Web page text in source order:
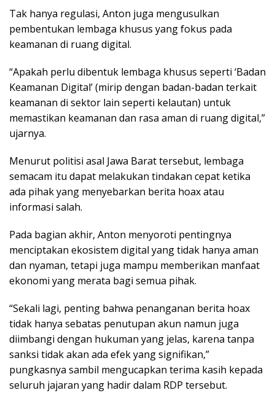
Tak hanya regulasi, Anton juga mengusulkan
pembentukan lembaga khusus yang fokus pada
keamanan di ruang digital.
“Apakah perlu dibentuk lembaga khusus seperti ‘Badan
Keamanan Digital’ (mirip dengan badan-badan terkait
keamanan di sektor lain seperti kelautan) untuk
memastikan keamanan dan rasa aman di ruang digital,”
ujarnya.
Menurut politisi asal Jawa Barat tersebut, lembaga
semacam itu dapat melakukan tindakan cepat ketika
ada pihak yang menyebarkan berita hoax atau
informasi salah.
Pada bagian akhir, Anton menyoroti pentingnya
menciptakan ekosistem digital yang tidak hanya aman
dan nyaman, tetapi juga mampu memberikan manfaat
ekonomi yang merata bagi semua pihak.
“Sekali lagi, penting bahwa penanganan berita hoax
tidak hanya sebatas penutupan akun namun juga
diimbangi dengan hukuman yang jelas, karena tanpa
sanksi tidak akan ada efek yang signifikan,”
pungkasnya sambil mengucapkan terima kasih kepada
seluruh jajaran yang hadir dalam RDP tersebut.